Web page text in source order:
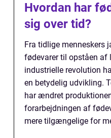
Hvordan har
sig over tid?
Fra tidlige menneskers
fødevarer til opståen af
industrielle revolution
en betydelig udvikling.
har ændret
forarbejdningen af
mere tilgængelige for